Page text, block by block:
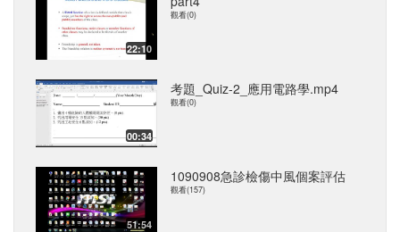
22:10
觀看(0)
00:34
考題_Quiz-2_應用電路學.mp4
觀看(0)
51:54
1090908急診檢傷中風個案評估
觀看(157)